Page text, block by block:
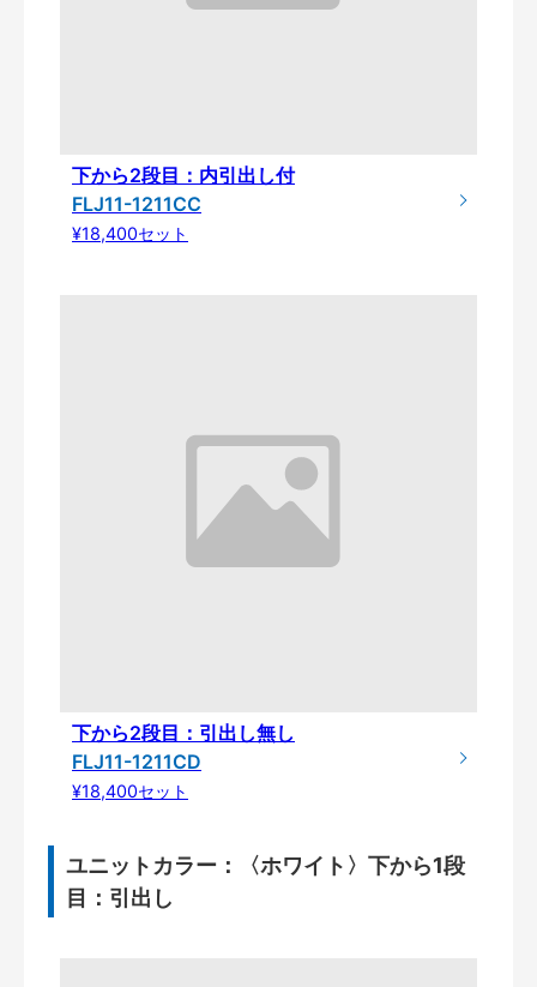
下から2段目：内引出し付
FLJ11-1211CC
¥18,400セット
下から2段目：引出し無し
FLJ11-1211CD
¥18,400セット
ユニットカラー：〈ホワイト〉下から1段
目：引出し